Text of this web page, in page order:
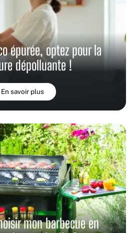
épurée, optez pour la
dépolluante !
En savoir plus
mon barbecue en